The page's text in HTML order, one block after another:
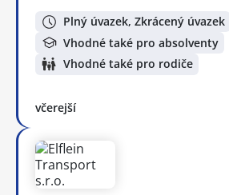
Plný úvazek, Zkrácený úvazek
Vhodné také pro absolventy
Vhodné také pro rodiče
včerejší